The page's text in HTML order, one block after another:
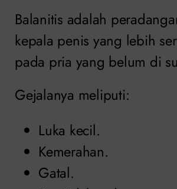
Balanitis adalah
kepala penis yang lebih
pada pria yang belum di
Gejalanya meliputi:
Luka kecil.
Kemerahan.
Gatal.